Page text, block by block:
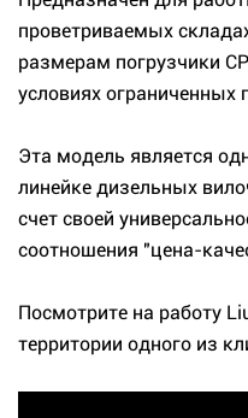
проветриваемых
размерам погрузчики
условиях ограниченных
Эта модель является
линейке дизельных
счет своей
соотношения "цена-
Посмотрите на работу
территории одного из